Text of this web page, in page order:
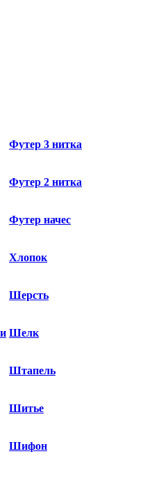
Футер 3 нитка
Футер 2 нитка
Футер начес
Хлопок
Шерсть
Шелк
Штапель
Шитье
Шифон